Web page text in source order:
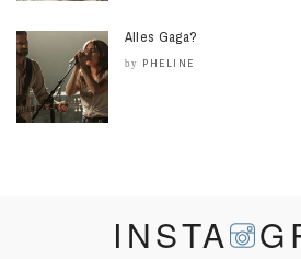
Alles Gaga?
by PHELINE
INSTA